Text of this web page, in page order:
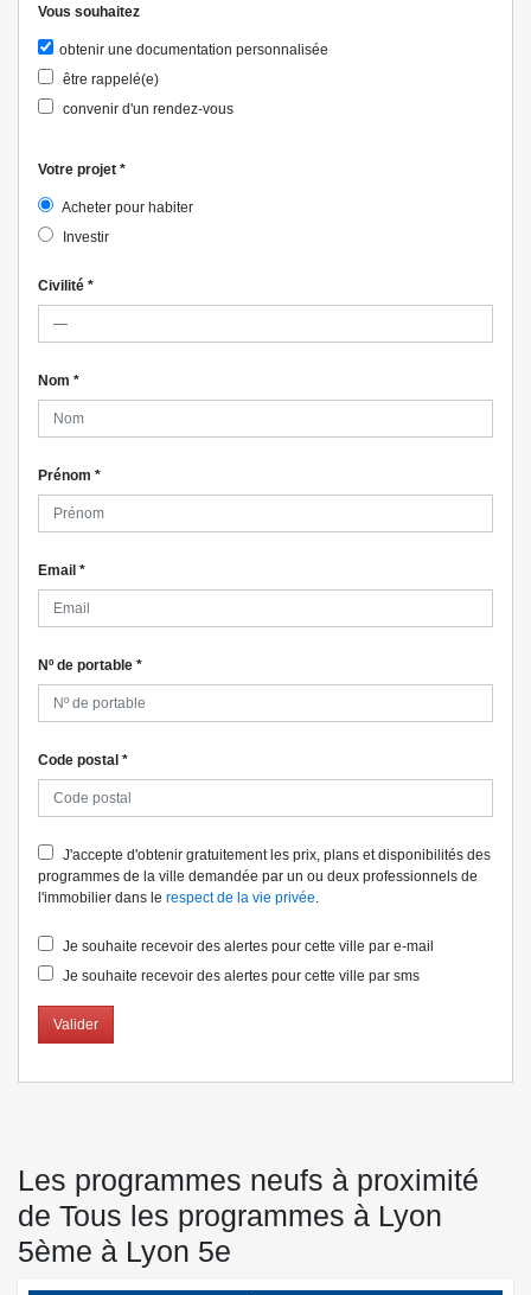
Vous souhaitez
obtenir une documentation personnalisée
être rappelé(e)
convenir d'un rendez-vous
Votre projet *
Acheter pour habiter
Investir
Civilité *
Nom *
Prénom *
Email *
Nº de portable *
Code postal *
J'accepte d'obtenir gratuitement les prix, plans et disponibilités des
programmes de la ville demandée par un ou deux professionnels de
l'immobilier dans le respect de la vie privée.
Je souhaite recevoir des alertes pour cette ville par e-mail
Je souhaite recevoir des alertes pour cette ville par sms
Valider
Les programmes neufs à proximité
de Tous les programmes à Lyon
5ème à Lyon 5e